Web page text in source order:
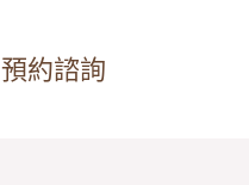
預約諮詢